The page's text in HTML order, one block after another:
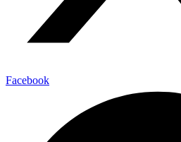
Facebook